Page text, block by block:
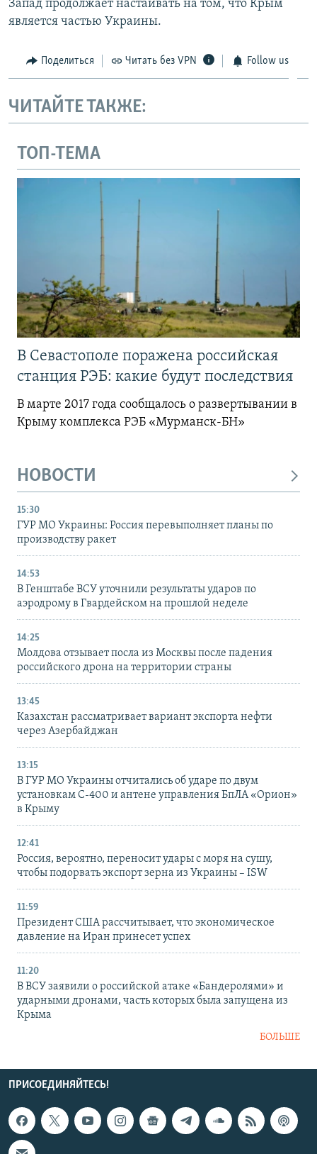
Запад продолжает настаивать на том, что Крым
является частью Украины.
Поделиться Читать без VPN Follow us
ЧИТАЙТЕ ТАКЖЕ:
ТОП-ТЕМА
В Севастополе поражена российская
станция РЭБ: какие будут последствия
В марте 2017 года сообщалось о развертывании в
Крыму комплекса РЭБ «Мурманск-БН»
НОВОСТИ
15:30
ГУР МО Украины: Россия перевыполняет планы по
производству ракет
14:53
В Генштабе ВСУ уточнили результаты ударов по
аэродрому в Гвардейском на прошлой неделе
14:25
Молдова отзывает посла из Москвы после падения
российского дрона на территории страны
13:45
Казахстан рассматривает вариант экспорта нефти
через Азербайджан
13:15
В ГУР МО Украины отчитались об ударе по двум
установкам С-400 и антене управления БпЛА «Орион»
в Крыму
12:41
Россия, вероятно, переносит удары с моря на сушу,
чтобы подорвать экспорт зерна из Украины – ISW
11:59
Президент США рассчитывает, что экономическое
давление на Иран принесет успех
11:20
В ВСУ заявили о российской атаке «Бандеролями» и
ударными дронами, часть которых была запущена из
Крыма
БОЛЬШЕ
ПРИСОЕДИНЯЙТЕСЬ!